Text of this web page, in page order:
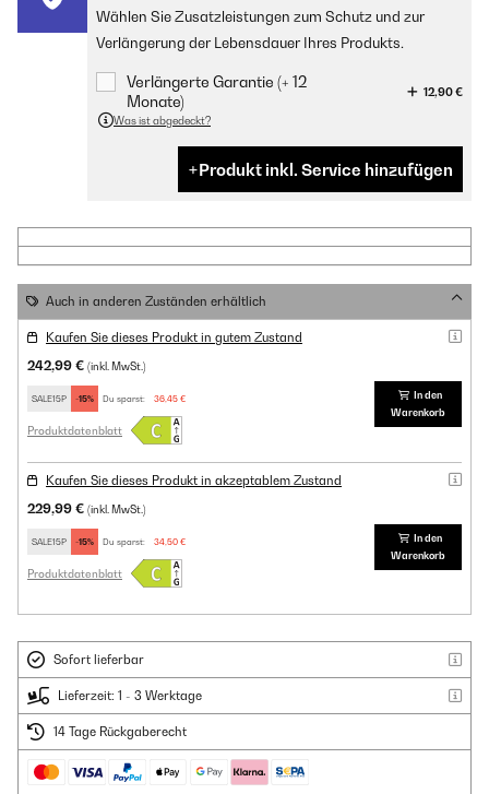
Wählen Sie Zusatzleistungen zum Schutz und zur
Verlängerung der Lebensdauer Ihres Produkts.
Verlängerte Garantie (+ 12
Monate)
12,90 €
Was ist abgedeckt?
Produkt inkl. Service hinzufügen
Auch in anderen Zuständen erhältlich
Kaufen Sie dieses Produkt in gutem Zustand
242,99 € (inkl. MwSt.)
SALE15P -15% Du sparst: 36,45 €
Produktdatenblatt
In den
Warenkorb
Kaufen Sie dieses Produkt in akzeptablem Zustand
229,99 € (inkl. MwSt.)
SALE15P -15% Du sparst: 34,50 €
Produktdatenblatt
In den
Warenkorb
Sofort lieferbar
Lieferzeit: 1 - 3 Werktage
14 Tage Rückgaberecht